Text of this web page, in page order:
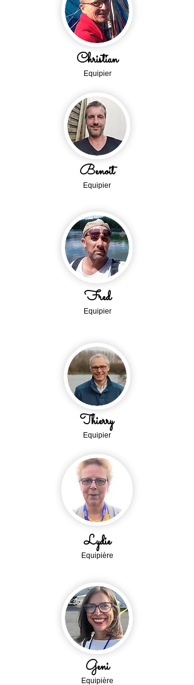
Christian
Equipier
Benoit
Equipier
Fred
Equipier
Thierry
Equipier
Lydie
Equipière
Geni
Equipière